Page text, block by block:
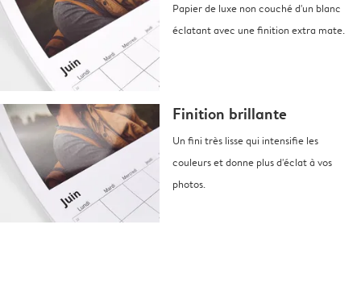
Papier de luxe non couché d'un blanc
éclatant avec une finition extra mate.
Finition brillante
Un fini très lisse qui intensifie les
couleurs et donne plus d'éclat à vos
photos.